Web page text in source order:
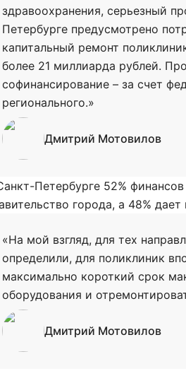
здравоохранения, серьезный
Петербурге предусмотрено
капитальный ремонт
более 21 миллиарда рублей.
софинансирование – за счет
регионального.»
Дмитрий Мотовилов
Петербурге 52%
города, а 48%
«На мой взгляд, для тех
определили, для поликлиник
максимально короткий срок
оборудования и
Дмитрий Мотовилов